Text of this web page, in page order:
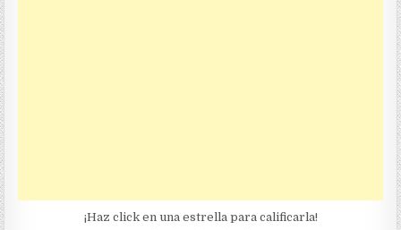
¡Haz click en una estrella para calificarla!